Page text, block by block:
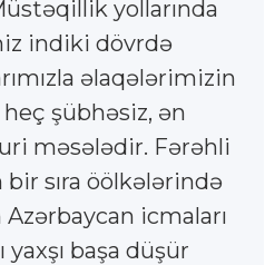
yollarında
indiki dövrdə
əlaqələrimizin
şübhəsiz, ən
məsələdir. Fərəhli
bir sıra öölkələrində
icmaları
başa düşür